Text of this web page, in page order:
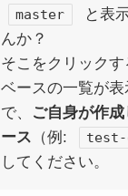
master
と表
んか？
そこをクリック
ベースの一覧が
で、
ご自身が作
ース （例: test-
してください。